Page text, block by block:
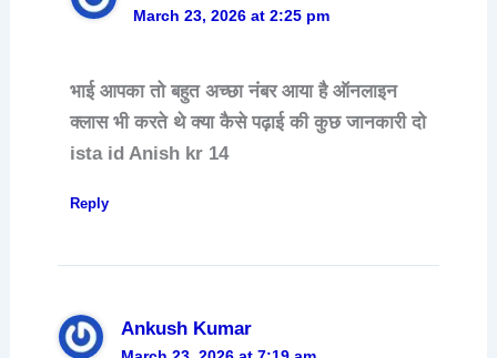
March 23, 2026 at 2:25 pm
भाई आपका तो बहुत अच्छा नंबर आया है ऑनलाइन
क्लास भी करते थे क्या कैसे पढ़ाई की कुछ जानकारी दो
ista id Anish kr 14
Reply
Ankush Kumar